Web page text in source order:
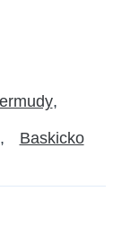
Baskicko